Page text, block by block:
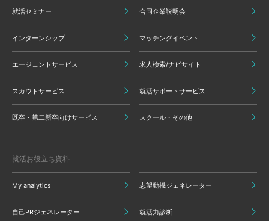
就活セミナー 合同企業説明会
インターンシップ マッチングイベント
エージェントサービス 求人検索/ナビサイト
スカウトサービス 就活サポートサービス
既卒・第二新卒向けサービス スクール・その他
就活お役立ち資料
My analytics 志望動機ジェネレーター
自己PRジェネレーター 就活力診断